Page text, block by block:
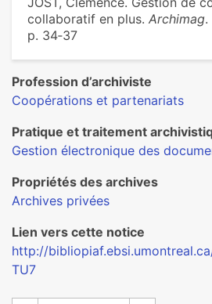
collaboratif en plus. Archimag.
p. 34‑37
Profession d’archiviste
Coopérations et partenariats
Pratique et traitement
Gestion électronique des
Propriétés des archives
Archives privées
Lien vers cette notice
http://
TU7